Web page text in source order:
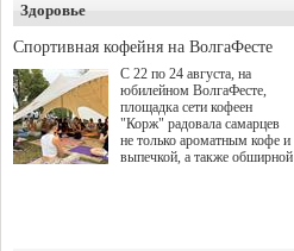
Здоровье
Спортивная кофейня на ВолгаФесте
С 22 по 24 августа, на
юбилейном ВолгаФесте,
площадка сети кофеен
"Корж" радовала самарцев
не только ароматным кофе и
выпечкой, а также обширной